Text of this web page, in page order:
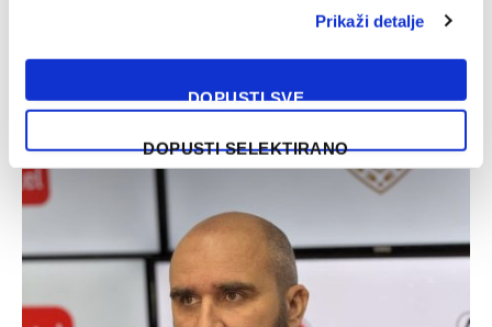
Prikaži detalje
DOPUSTI SVE
DOPUSTI SELEKTIRANO
Banjalučki Borac u četvrtak od 21 sat dočekati će
Konferencijske lige (Arena Sport 1),…